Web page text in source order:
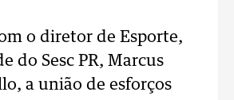
o diretor de Esporte,
do Sesc PR, Marcus
a união de esforços